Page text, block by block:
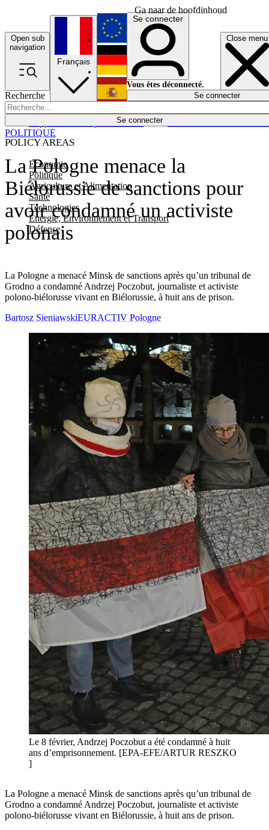
Ga naar de hoofdinhoud
Open sub
navigation
Close menu
Recherche
Se connecter
POLICY AREAS
Economie
Politique
Agriculture et Alimentation
Santé
Technologies
Energie, Environnement et Transport
Défense
Économie
Français
English
Deutsch
Español
Se connecter
Vous êtes déconnecté.
Se connecter
La Pologne menace la
Biélorussie de sanctions pour
avoir condamné un activiste
polonais
La Pologne a menacé Minsk de sanctions après qu’un tribunal de
Grodno a condamné Andrzej Poczobut, journaliste et activiste
polono-biélorusse vivant en Biélorussie, à huit ans de prison.
POLITIQUE
Bartosz SieniawskiEURACTIV Pologne
Le 8 février, Andrzej Poczobut a été condamné à huit
ans d’emprisonnement. [EPA-EFE/ARTUR RESZKO
]
La Pologne a menacé Minsk de sanctions après qu’un tribunal de
Grodno a condamné Andrzej Poczobut, journaliste et activiste
polono-biélorusse vivant en Biélorussie, à huit ans de prison.